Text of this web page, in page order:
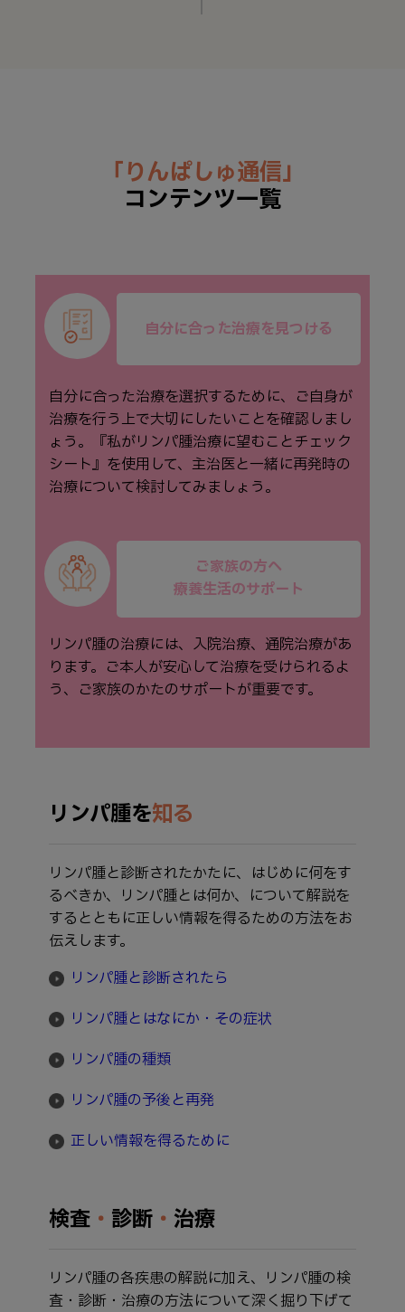
「りんぱしゅ通信」
コンテンツ一覧
自分に合った治療を見つける
自分に合った治療を選択するために、ご⾃⾝が
治療を⾏う上で⼤切にしたいことを確認しまし
ょう。『私がリンパ腫治療に望むことチェック
シート』を使⽤して、主治医と⼀緒に再発時の
治療について検討してみましょう。
ご家族の方へ
療養生活のサポート
リンパ腫の治療には、入院治療、通院治療があ
ります。ご本人が安心して治療を受けられるよ
う、ご家族のかたのサポートが重要です。
リンパ腫を知る
リンパ腫と診断されたかたに、はじめに何をす
るべきか、リンパ腫とは何か、について解説を
するとともに正しい情報を得るための方法をお
伝えします。
リンパ腫と診断されたら
リンパ腫とはなにか・その症状
リンパ腫の種類
リンパ腫の予後と再発
正しい情報を得るために
検査 ・ 診断 ・ 治療
リンパ腫の各疾患の解説に加え、リンパ腫の検
査・診断・治療の方法について深く掘り下げて